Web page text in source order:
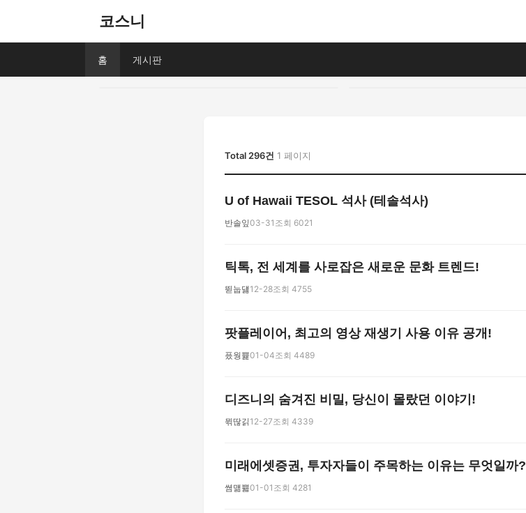
코스니
홈 게시판
Total 296건 1 페이지
U of Hawaii TESOL 석사 (테솔석사)
반솔잎03-31 조회 6021
틱톡, 전 세계를 사로잡은 새로운 문화 트렌드!
뛷눕덇12-28조회 4755
팟플레이어, 최고의 영상 재생기 사용 이유 공개!
픘웡쁉01-04조회 4489
디즈니의 숨겨진 비밀, 당신이 몰랐던 이야기!
뮊딶긹 12-27조회 4339
미래에셋증권, 투자자들이 주목하는 이유는 무엇일까?
쎰먦쁇01-01 조회 4281